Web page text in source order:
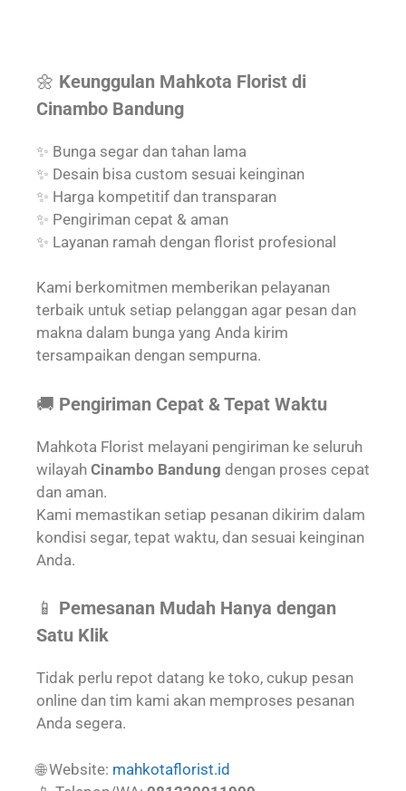
🌼 Keunggulan Mahkota Florist di
Cinambo Bandung
✨ Bunga segar dan tahan lama
✨ Desain bisa custom sesuai keinginan
✨ Harga kompetitif dan transparan
✨ Pengiriman cepat & aman
✨ Layanan ramah dengan florist profesional
Kami berkomitmen memberikan pelayanan
terbaik untuk setiap pelanggan agar pesan dan
makna dalam bunga yang Anda kirim
tersampaikan dengan sempurna.
🚚 Pengiriman Cepat & Tepat Waktu
Mahkota Florist melayani pengiriman ke seluruh
wilayah Cinambo Bandung dengan proses cepat
dan aman.
Kami memastikan setiap pesanan dikirim dalam
kondisi segar, tepat waktu, dan sesuai keinginan
Anda.
📱 Pemesanan Mudah Hanya dengan
Satu Klik
Tidak perlu repot datang ke toko, cukup pesan
online dan tim kami akan memproses pesanan
Anda segera.
🌐 Website: mahkotaflorist.id